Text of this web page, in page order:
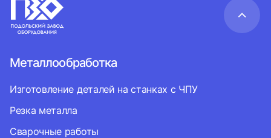
Металлообработка
Изготовление деталей на станках с ЧПУ
Резка металла
Сварочные работы